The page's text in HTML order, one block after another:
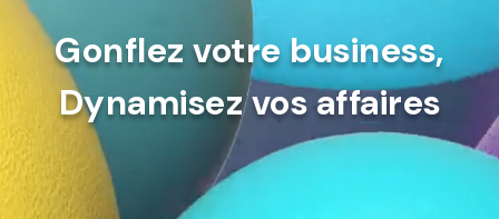
Gonflez votre business,
Dynamisez vos affaires